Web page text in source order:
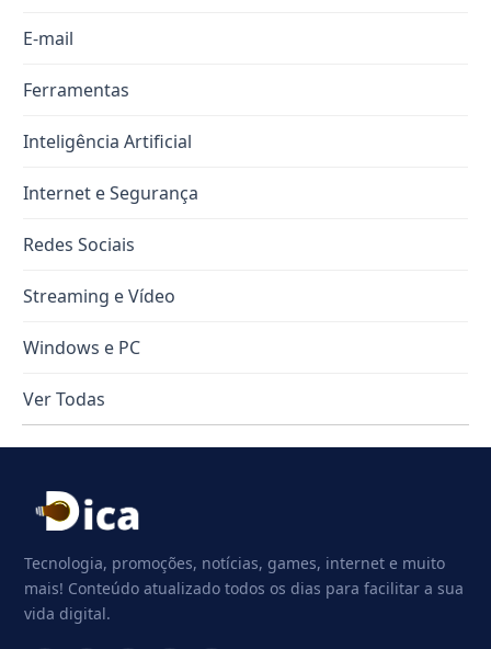
E-mail
Ferramentas
Inteligência Artificial
Internet e Segurança
Redes Sociais
Streaming e Vídeo
Windows e PC
Ver Todas
Tecnologia, promoções, notícias, games, internet e muito
mais! Conteúdo atualizado todos os dias para facilitar a sua
vida digital.